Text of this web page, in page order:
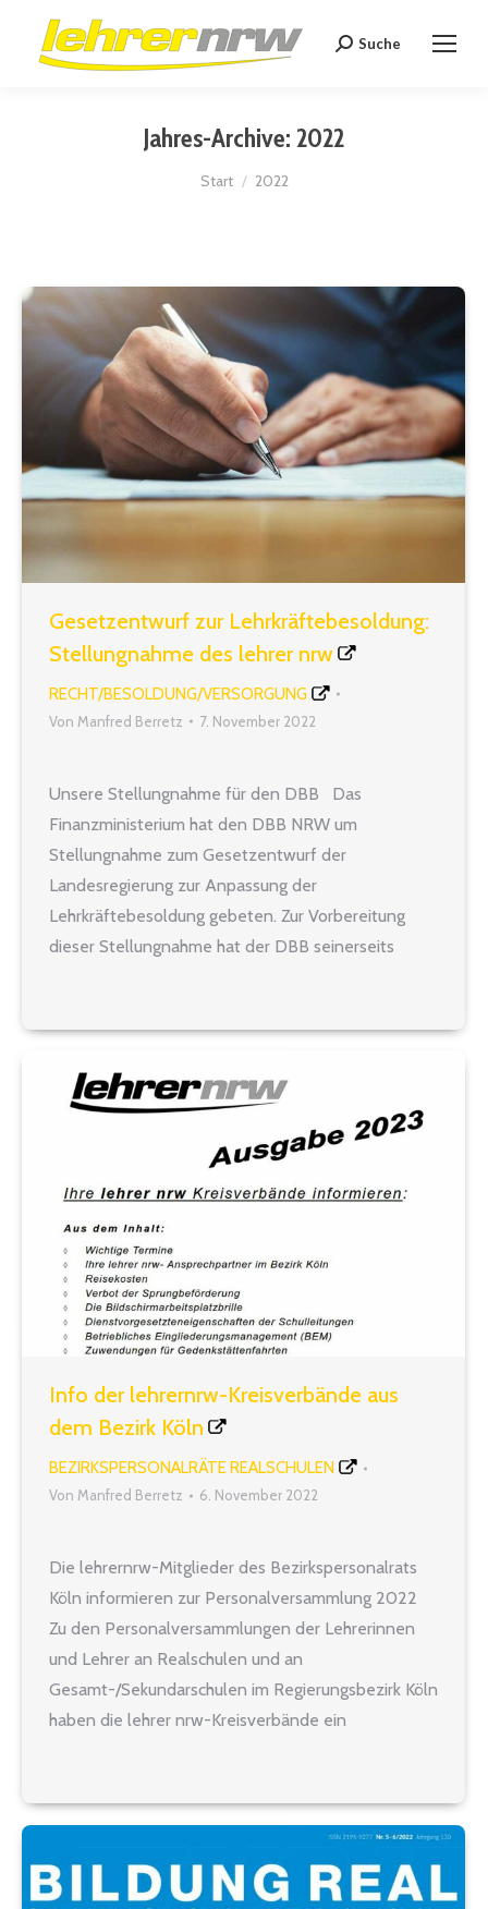
Search:
Suche
Jahres-Archive: 2022
Sie befinden sich hier:
Start 2022
Gesetzentwurf zur Lehrkräftebesoldung:
Stellungnahme des lehrer nrw
RECHT/BESOLDUNG/VERSORGUNG
Von Manfred Berretz 7. November 2022
Unsere Stellungnahme für den DBB Das
Finanzministerium hat den DBB NRW um
Stellungnahme zum Gesetzentwurf der
Landesregierung zur Anpassung der
Lehrkräftebesoldung gebeten. Zur Vorbereitung
dieser Stellungnahme hat der DBB seinerseits
Positionierung unseres Verbandes.
Info der lehrernrw-Kreisverbände aus
dem Bezirk Köln
BEZIRKSPERSONALRÄTE REALSCHULEN
Von Manfred Berretz 6. November 2022
Die lehrernrw-Mitglieder des Bezirkspersonalrats
Köln informieren zur Personalversammlung 2022
Zu den Personalversammlungen der Lehrerinnen
und Lehrer an Realschulen und an
Gesamt-/Sekundarschulen im Regierungsbezirk Köln
haben die lehrer nrw-Kreisverbände ein
durch einen Klick auf den nachfolgenden Link
herunterladen. Zum Informationsheft (PDF-Datei,
ca. 4,2 MB)